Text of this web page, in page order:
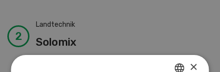
Landtechnik
Solomix
×